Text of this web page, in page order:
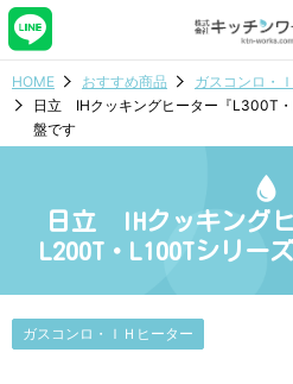
HOME おすすめ商品
ガスコンロ・
日立 IHクッキングヒーター『L300T
盤です
日立 IHクッキングヒ
L200T・L100Tシリー
ガスコンロ・ＩＨヒーター